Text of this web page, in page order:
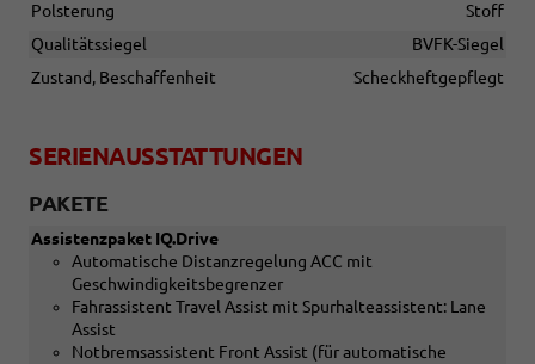
Polsterung
Stoff
Qualitätssiegel
BVFK-Siegel
Zustand, Beschaffenheit
Scheckheftgepflegt
SERIENAUSSTATTUNGEN
PAKETE
Assistenzpaket IQ.Drive
Automatische Distanzregelung ACC mit
Geschwindigkeitsbegrenzer
Fahrassistent Travel Assist mit Spurhalteassistent: Lane
Assist
Notbremsassistent Front Assist (für automatische